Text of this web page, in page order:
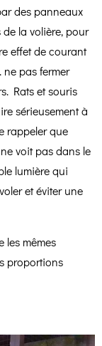
des panneaux
la volière, pour
effet de courant
ne pas fermer
Rats et souris
sérieusement à
rappeler que
voit pas dans le
lumière qui
et éviter une
les mêmes
proportions